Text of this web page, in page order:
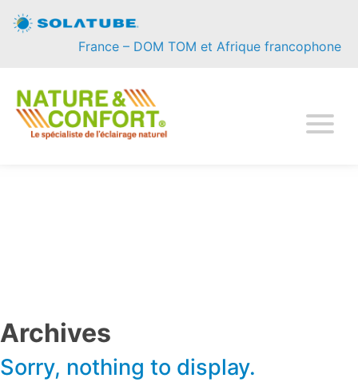
Accueil
Locaux professionnels
France – DOM TOM et Afrique francophone
Archives
Sorry, nothing to display.